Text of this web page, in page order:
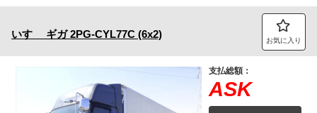
いすゞ ギガ 2PG-CYL77C (6x2) お気に入り
支払総額：
ASK